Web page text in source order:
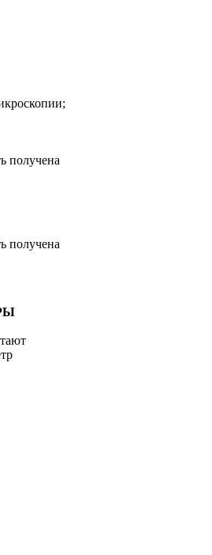
получена
получена